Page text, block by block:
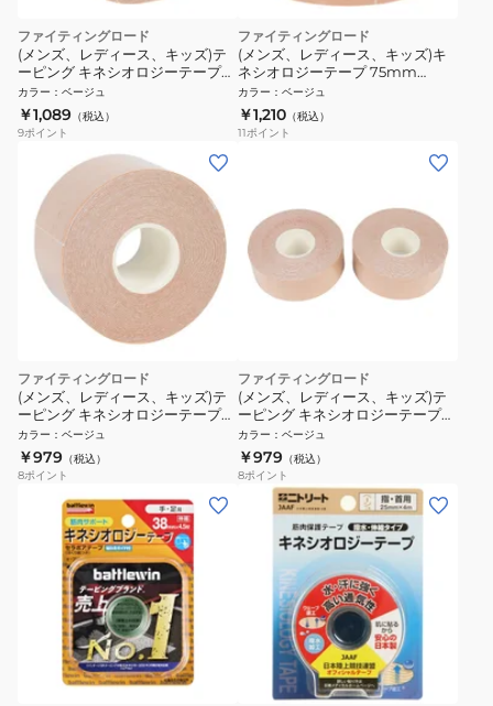
ファイティングロード
(メンズ、レディース、キッズ)テ
ーピング キネシオロジーテープ
50mm ベージュ FR23UN0009
BEG
カラー ： ベージュ
￥1,089 （税込）
9ポイント
ファイティングロード
(メンズ、レディース、キッズ)キ
ネシオロジーテープ 75mm
FR23UN0010 BEG
カラー ： ベージュ
￥1,210 （税込）
11ポイント
ファイティングロード
(メンズ、レディース、キッズ)テ
ーピング キネシオロジーテープ
38mm ベージュ FR23UN0008
BEG
カラー ： ベージュ
￥979 （税込）
8ポイント
ファイティングロード
(メンズ、レディース、キッズ)テ
ーピング キネシオロジーテープ
25mm ベージュ FR23UN0007
BEG
カラー ： ベージュ
￥979 （税込）
8ポイント